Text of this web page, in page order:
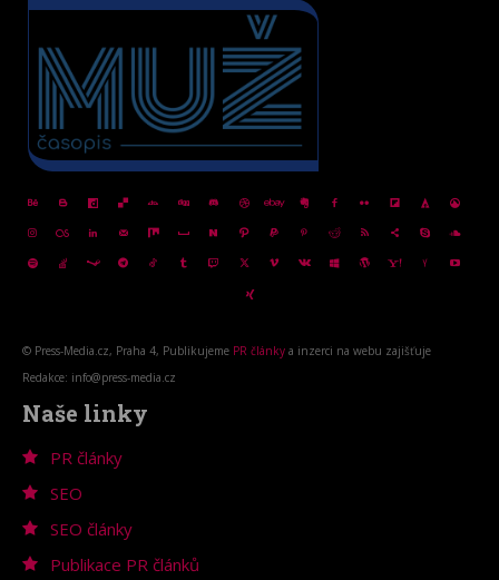
© Press-Media.cz, Praha 4, Publikujeme PR články a inzerci na webu zajišťuje
Redakce: info@press-media.cz
Naše linky
PR články
SEO
SEO články
Publikace PR článků